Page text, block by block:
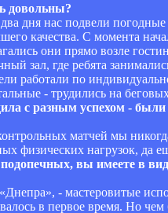
довольны?
дня нас подвели
качества. С момента
они прямо возле
зал, где ребята
работали по
- трудились на
с разным успехом -
матчей мы
физических нагрузок, да
вы имеете в
- мастеровитые
в первое время. Но